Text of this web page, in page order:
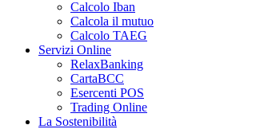
Calcolo Iban
Calcola il mutuo
Calcolo TAEG
Servizi Online
RelaxBanking
CartaBCC
Esercenti POS
Trading Online
La Sostenibilità